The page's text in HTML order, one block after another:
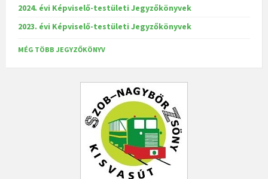
2024. évi Képviselő-testületi Jegyzőkönyvek
2023. évi Képviselő-testületi Jegyzőkönyvek
MÉG TÖBB JEGYZŐKÖNYV